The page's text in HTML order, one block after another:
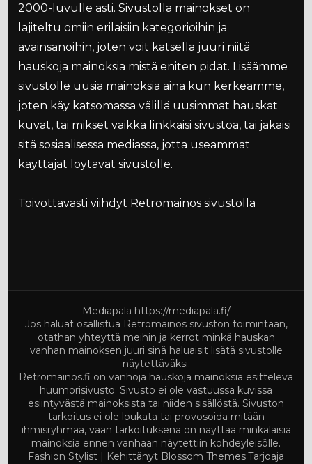
2000-luvulle asti. Sivustolla mainokset on
lajiteltu omiin erilaisiin kategorioihin ja
avainsanoihin, joten voit katsella juuri niitä
hauskoja mainoksia mistä eniten pidät. Lisäämme
sivustolle uusia mainoksia aina kun kerkeämme,
joten käy katsomassa välillä uusimmat hauskat
kuvat, tai mikset vaikka linkkaisi sivustoa, tai jakaisi
sitä sosiaalisessa mediassa, jotta useammat
käyttäjät löytävät sivustolle.
Toivottavasti viihdyt Retromainos sivustolla
Mediapala https://mediapala.fi/
Jos haluat osallistua Retromainos sivuston toimintaan,
otathan yhteyttä meihin ja kerrot minkä hauskan
vanhan mainoksen juuri sinä haluaisit lisätä sivustolle
näytettäväksi.
Retromainos.fi on vanhoja hauskoja mainoksia esittelevä
huumorisivusto. Sivusto ei ole vastuussa kuvissa
esiintyvästä mainoksista tai niiden sisällöstä. Sivuston
tarkoitus ei ole loukata tai provosoida mitään
ihmisryhmää, vaan tarkoituksena on näyttää minkälaisia
mainoksia ennen vanhaan näytettiin kohdeyleisölle.
Fashion Stylist | Kehittänyt Blossom Themes.Tarjoaja